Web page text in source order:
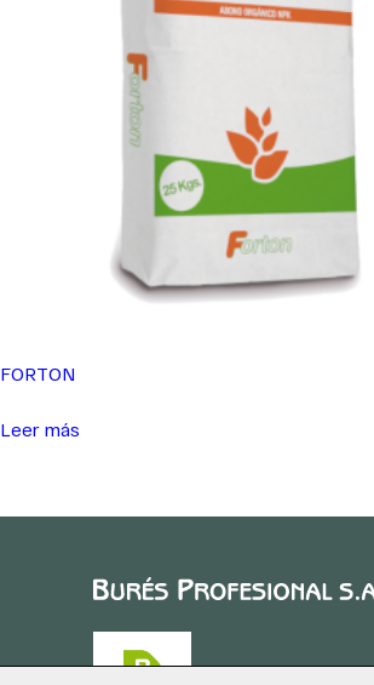
FORTON
Leer más